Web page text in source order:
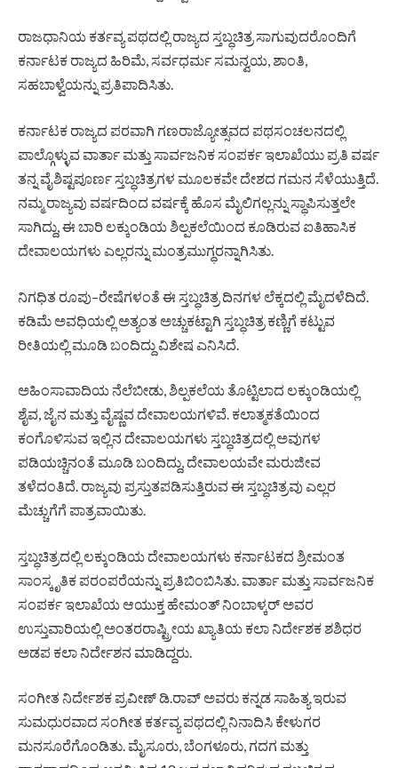
ರಾಜಧಾನಿಯ ಕರ್ತವ್ಯ ಪಥದಲ್ಲಿ ರಾಜ್ಯದ ಸ್ತಬ್ಧಚಿತ್ರ ಸಾಗುವುದರೊಂದಿಗೆ
ಕರ್ನಾಟಕ ರಾಜ್ಯದ ಹಿರಿಮೆ, ಸರ್ವಧರ್ಮ ಸಮನ್ವಯ, ಶಾಂತಿ,
ಸಹಬಾಳ್ವೆಯನ್ನು ಪ್ರತಿಪಾದಿಸಿತು.
ಕರ್ನಾಟಕ ರಾಜ್ಯದ ಪರವಾಗಿ ಗಣರಾಜ್ಯೋತ್ಸವದ ಪಥಸಂಚಲನದಲ್ಲಿ
ಪಾಲ್ಗೊಳ್ಳುವ ವಾರ್ತಾ ಮತ್ತು ಸಾರ್ವಜನಿಕ ಸಂಪರ್ಕ ಇಲಾಖೆಯು ಪ್ರತಿ ವರ್ಷ
ತನ್ನ ವೈಶಿಷ್ಟಪೂರ್ಣ ಸ್ತಬ್ಧಚಿತ್ರಗಳ ಮೂಲಕವೇ ದೇಶದ ಗಮನ ಸೆಳೆಯುತ್ತಿದೆ.
ನಮ್ಮ ರಾಜ್ಯವು ವರ್ಷದಿಂದ ವರ್ಷಕ್ಕೆ ಹೊಸ ಮೈಲಿಗಲ್ಲನ್ನು ಸ್ಥಾಪಿಸುತ್ತಲೇ
ಸಾಗಿದ್ದು, ಈ ಬಾರಿ ಲಕ್ಕುಂಡಿಯ ಶಿಲ್ಪಕಲೆಯಿಂದ ಕೂಡಿರುವ ಐತಿಹಾಸಿಕ
ದೇವಾಲಯಗಳು ಎಲ್ಲರನ್ನು ಮಂತ್ರಮುಗ್ಧರನ್ನಾಗಿಸಿತು.
ನಿಗಧಿತ ರೂಪು–ರೇಷೆಗಳಂತೆ ಈ ಸ್ತಬ್ಧಚಿತ್ರ ದಿನಗಳ ಲೆಕ್ಕದಲ್ಲಿ ಮೈದಳೆದಿದೆ.
ಕಡಿಮೆ ಅವಧಿಯಲ್ಲಿ ಅತ್ಯಂತ ಅಚ್ಚುಕಟ್ಟಾಗಿ ಸ್ತಬ್ಧಚಿತ್ರ ಕಣ್ಣಿಗೆ ಕಟ್ಟುವ
ರೀತಿಯಲ್ಲಿ ಮೂಡಿ ಬಂದಿದ್ದು ವಿಶೇಷ ಎನಿಸಿದೆ.
ಅಹಿಂಸಾವಾದಿಯ ನೆಲೆಬೀಡು, ಶಿಲ್ಪಕಲೆಯ ತೊಟ್ಟಿಲಾದ ಲಕ್ಕುಂಡಿಯಲ್ಲಿ
ಶೈವ, ಜೈನ ಮತ್ತು ವೈಷ್ಣವ ದೇವಾಲಯಗಳಿವೆ. ಕಲಾತ್ಮಕತೆಯಿಂದ
ಕಂಗೊಳಿಸುವ ಇಲ್ಲಿನ ದೇವಾಲಯಗಳು ಸ್ತಬ್ಧಚಿತ್ರದಲ್ಲಿ ಅವುಗಳ
ಪಡಿಯಚ್ಚಿನಂತೆ ಮೂಡಿ ಬಂದಿದ್ದು, ದೇವಾಲಯವೇ ಮರುಜೀವ
ತಳೆದಂತಿದೆ. ರಾಜ್ಯವು ಪ್ರಸ್ತುತಪಡಿಸುತ್ತಿರುವ ಈ ಸ್ತಬ್ಧಚಿತ್ರವು ಎಲ್ಲರ
ಮೆಚ್ಚುಗೆಗೆ ಪಾತ್ರವಾಯಿತು.
ಸ್ತಬ್ಧಚಿತ್ರದಲ್ಲಿ ಲಕ್ಕುಂಡಿಯ ದೇವಾಲಯಗಳು ಕರ್ನಾಟಕದ ಶ್ರೀಮಂತ
ಸಾಂಸ್ಕೃತಿಕ ಪರಂಪರೆಯನ್ನು ಪ್ರತಿಬಿಂಬಿಸಿತು. ವಾರ್ತಾ ಮತ್ತು ಸಾರ್ವಜನಿಕ
ಸಂಪರ್ಕ ಇಲಾಖೆಯ ಆಯುಕ್ತ ಹೇಮಂತ್ ನಿಂಬಾಳ್ಕರ್ ಅವರ
ಉಸ್ತುವಾರಿಯಲ್ಲಿ ಅಂತರರಾಷ್ಟ್ರೀಯ ಖ್ಯಾತಿಯ ಕಲಾ ನಿರ್ದೇಶಕ ಶಶಿಧರ
ಅಡಪ ಕಲಾ ನಿರ್ದೇಶನ ಮಾಡಿದ್ದರು.
ಸಂಗೀತ ನಿರ್ದೇಶಕ ಪ್ರವೀಣ್ ಡಿ.ರಾವ್ ಅವರು ಕನ್ನಡ ಸಾಹಿತ್ಯ ಇರುವ
ಸುಮಧುರವಾದ ಸಂಗೀತ ಕರ್ತವ್ಯ ಪಥದಲ್ಲಿ ನಿನಾದಿಸಿ ಕೇಳುಗರ
ಮನಸೂರೆಗೊಂಡಿತು. ಮೈಸೂರು, ಬೆಂಗಳೂರು, ಗದಗ ಮತ್ತು